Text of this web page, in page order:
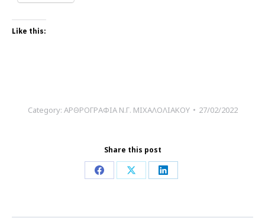
Like this:
Category: ΑΡΘΡΟΓΡΑΦΙΑ Ν.Γ. ΜΙΧΑΛΟΛΙΑΚΟΥ 27/02/2022
Share this post
Share
Facebook
Share
X
Share
LinkedIn